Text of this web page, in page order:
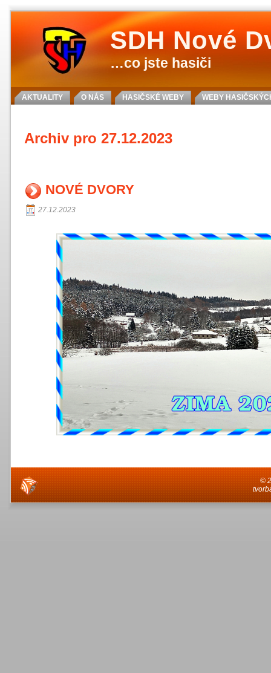
SDH Nové
…co jste hasiči
AKTUALITY O NÁS HASIČSKÉ WEBY WEBY
Archiv pro 27.12.2023
NOVÉ DVORY
27.12.2023
©